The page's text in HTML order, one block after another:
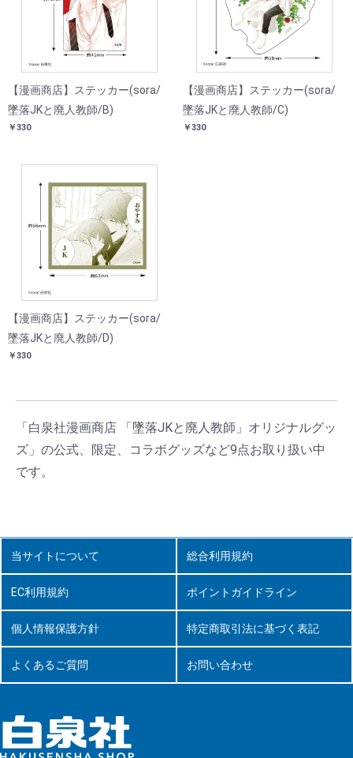
【漫画商店】ステッカー(sora/
墜落JKと廃人教師/B)
￥330
【漫画商店】ステッカー(sora/
墜落JKと廃人教師/C)
￥330
【漫画商店】ステッカー(sora/
墜落JKと廃人教師/D)
￥330
「白泉社漫画商店 「墜落JKと廃人教師」オリジナルグッ
ズ」の公式、限定、コラボグッズなど9点お取り扱い中
です。
当サイトについて 総合利用規約
EC利用規約 ポイントガイドライン
個人情報保護方針 特定商取引法に基づく表記
よくあるご質問 お問い合わせ